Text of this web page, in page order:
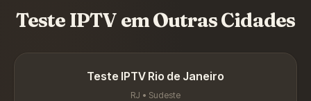
Teste IPTV em Outras Cidades
Teste IPTV Rio de Janeiro
RJ • Sudeste